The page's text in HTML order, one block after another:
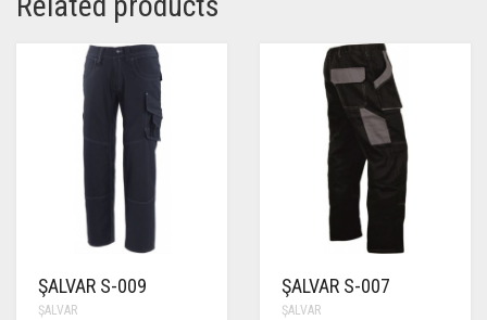
ŞALVAR S-009
ŞALVAR
ŞALVAR S-007
ŞALVAR